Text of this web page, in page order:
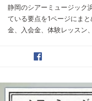
静岡のシアーミュージック
ている要点を1ページにま
金、入会金、体験レッスン